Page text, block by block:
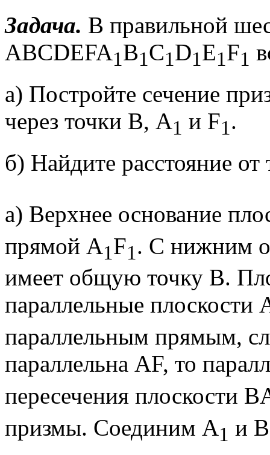
Задача. В правильной
ABCDEFA1B1C1D1E1F1
а) Постройте сечение
через точки В, А1 и F1.
б) Найдите расстояние
а) Верхнее основание
прямой A1F1. С нижним
имеет общую точку В.
параллельные плоскости
параллельным прямым,
параллельна AF, то
пересечения плоскости
призмы. Соединим A1 и